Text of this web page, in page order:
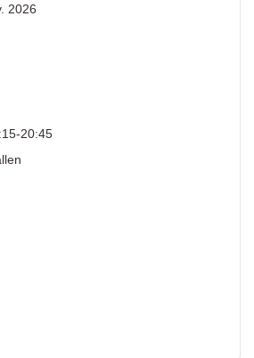
2026
20:45